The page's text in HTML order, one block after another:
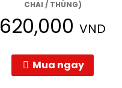
CHAI / THÙNG)
620,000VND
Mua ngay